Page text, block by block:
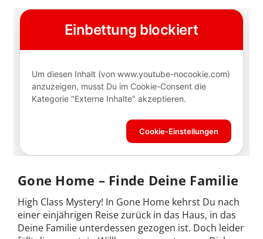
Gone Home – Finde Deine Familie
High Class Mystery! In Gone Home kehrst Du nach
einer einjährigen Reise zurück in das Haus, in das
Deine Familie unterdessen gezogen ist. Doch leider